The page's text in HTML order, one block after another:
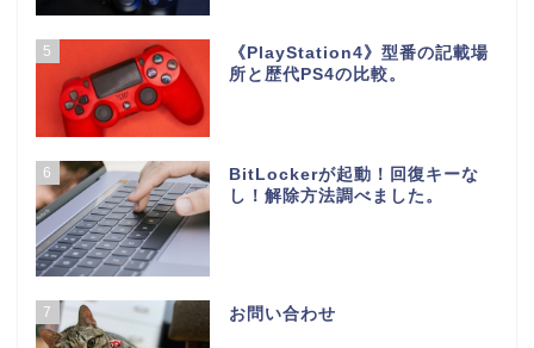
5
《PlayStation4》型番の記載場
所と歴代PS4の比較。
6
BitLockerが起動！回復キーな
し！解除方法調べました。
7 お問い合わせ